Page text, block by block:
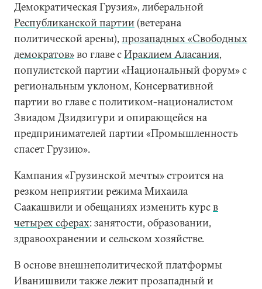
Демократическая Грузия», либеральной
Республиканской партии(ветерана
политической арены), прозападных «Свободных
демократов»во главе сИраклием Аласания,
популистской партии «Национальный форум» с
региональным уклоном, Консервативной
партии во главе с политиком-националистом
Звиадом Дзидзигури и опирающейся на
предпринимателей партии «Промышленность
спасет Грузию».
Кампания «Грузинской мечты» строится на
резком неприятии режима Михаила
Саакашвили и обещаниях изменить курсв
четырех сферах: занятости, образовании,
здравоохранении и сельском хозяйстве.
В основе внешнеполитической платформы
Иванишвили также лежит прозападный и